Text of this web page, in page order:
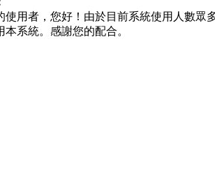
使用者，您好！由於目前系統使用人數眾
本系統。感謝您的配合。